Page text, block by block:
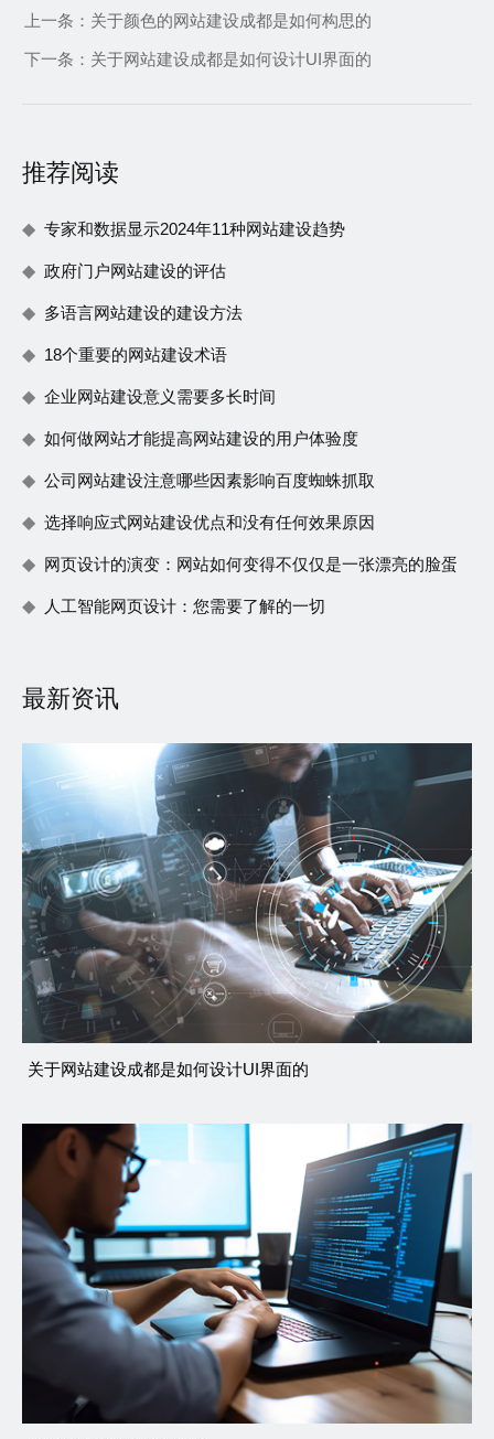
上一条： 关于颜色的网站建设成都是如何构思的
下一条： 关于网站建设成都是如何设计UI界面的
推荐阅读
专家和数据显示2024年11种网站建设趋势
政府门户网站建设的评估
多语言网站建设的建设方法
18个重要的网站建设术语
企业网站建设意义需要多长时间
如何做网站才能提高网站建设的用户体验度
公司网站建设注意哪些因素影响百度蜘蛛抓取
选择响应式网站建设优点和没有任何效果原因
网页设计的演变：网站如何变得不仅仅是一张漂亮的脸蛋
人工智能网页设计：您需要了解的一切
最新资讯
关于网站建设成都是如何设计UI界面的